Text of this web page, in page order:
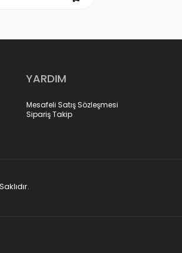
YARDIM
Mesafeli Satış Sözleşmesi
Sipariş Takip